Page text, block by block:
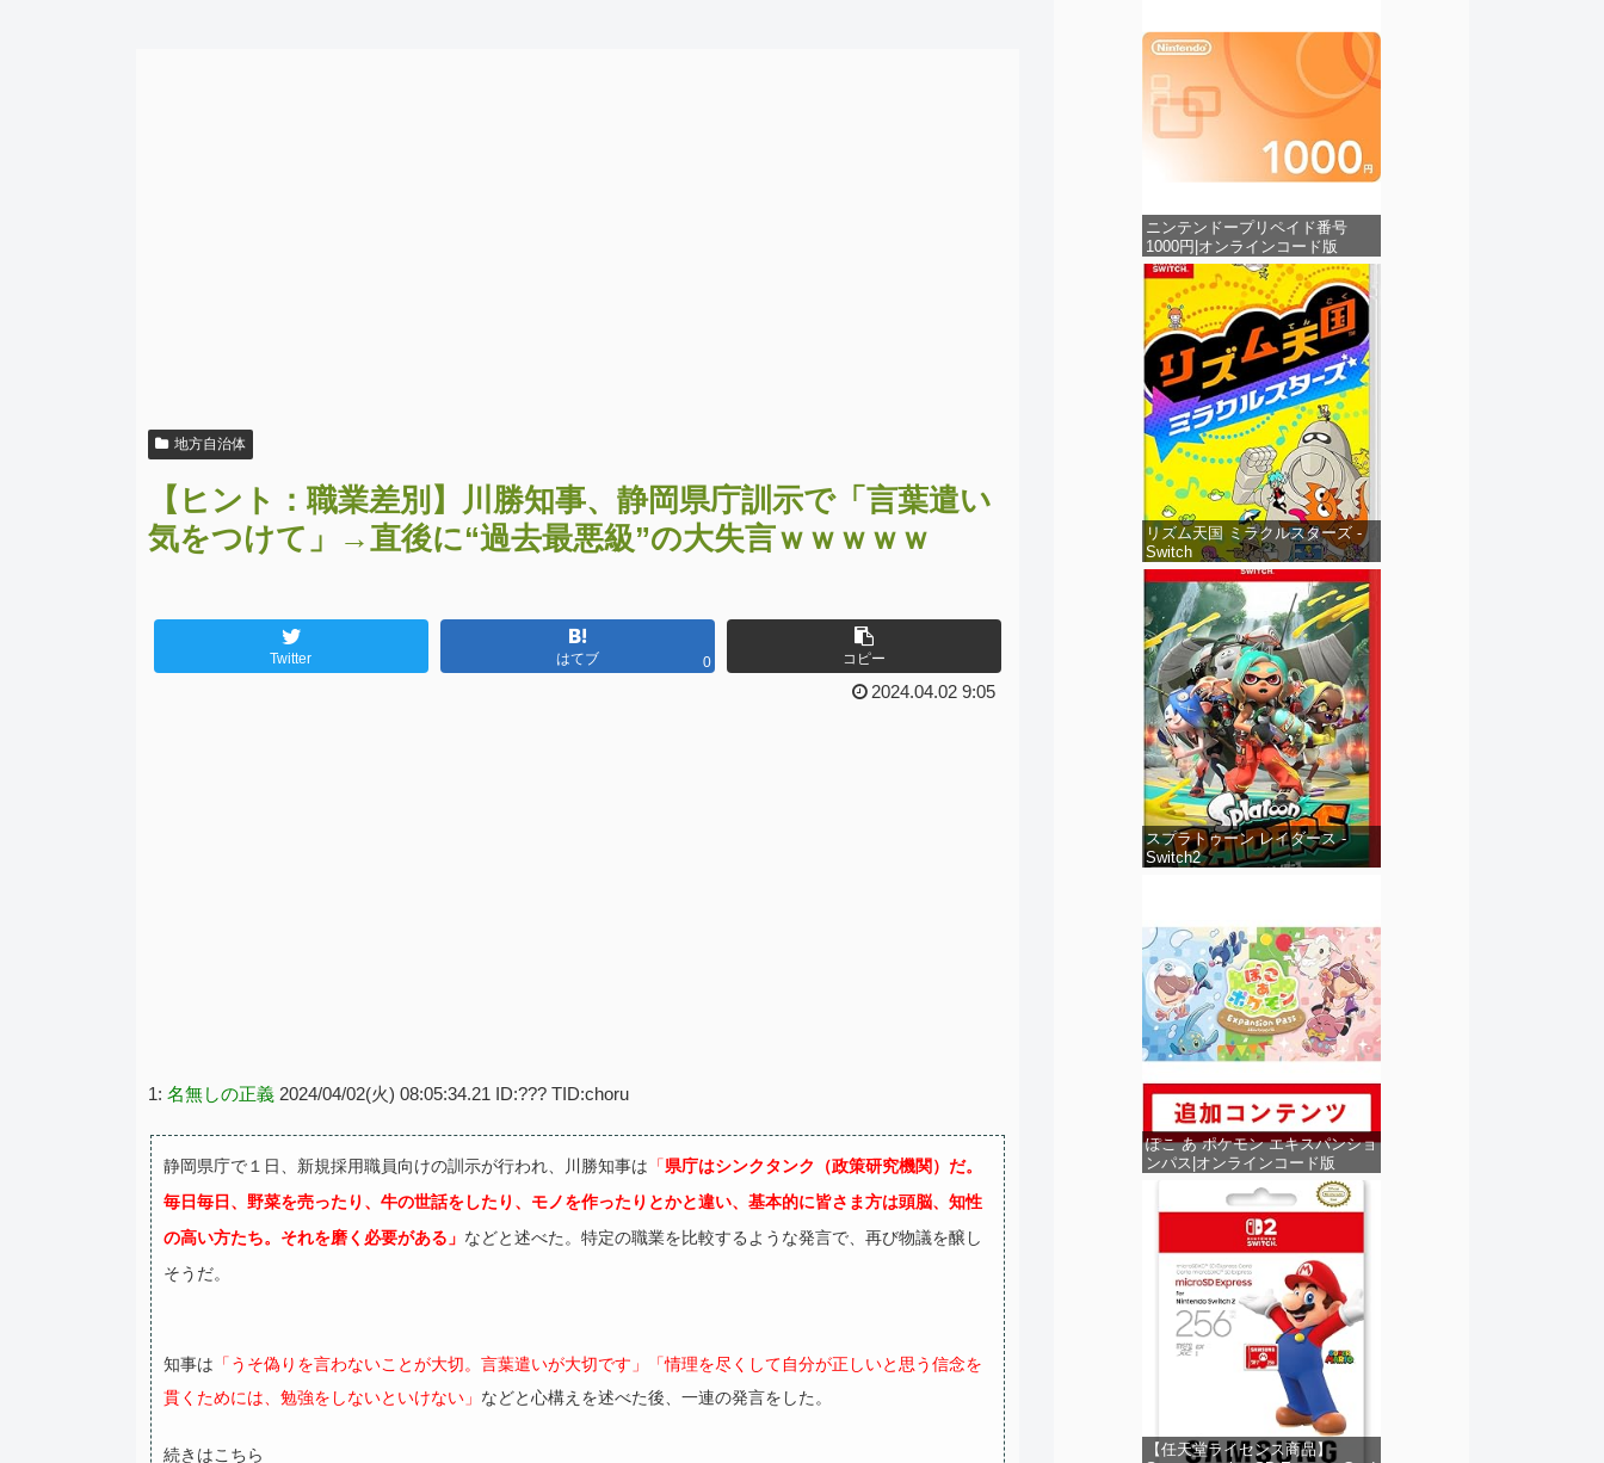
地方自治体
【ヒント：職業差別】川勝知事、静岡県庁訓示で「言葉遣い
気をつけて」→直後に“過去最悪級”の大失言ｗｗｗｗｗ
Twitter はてブ 0 コピー
2024.04.02 9:05
1: 名無しの正義 2024/04/02(火) 08:05:34.21 ID:??? TID:choru
静岡県庁で１日、新規採用職員向けの訓示が行われ、川勝知事は 「県庁はシンクタンク（政策研究機関）だ。
毎日毎日、野菜を売ったり、牛の世話をしたり、モノを作ったりとかと違い、基本的に皆さま方は頭脳、知性
の高い方たち。それを磨く必要がある」 などと述べた。特定の職業を比較するような発言で、再び物議を醸し
そうだ。
知事は 「うそ偽りを言わないことが大切。言葉遣いが大切です」「情理を尽くして自分が正しいと思う信念を
貫くためには、勉強をしないといけない」 などと心構えを述べた後、一連の発言をした。
続きはこちら
ニンテンドープリペイド番号
1000円|オンラインコード版
リズム天国 ミラクルスターズ -
Switch
スプラトゥーン レイダース -
Switch2
ぽこ あ ポケモン エキスパンショ
ンパス|オンラインコード版
【任天堂ライセンス商品】